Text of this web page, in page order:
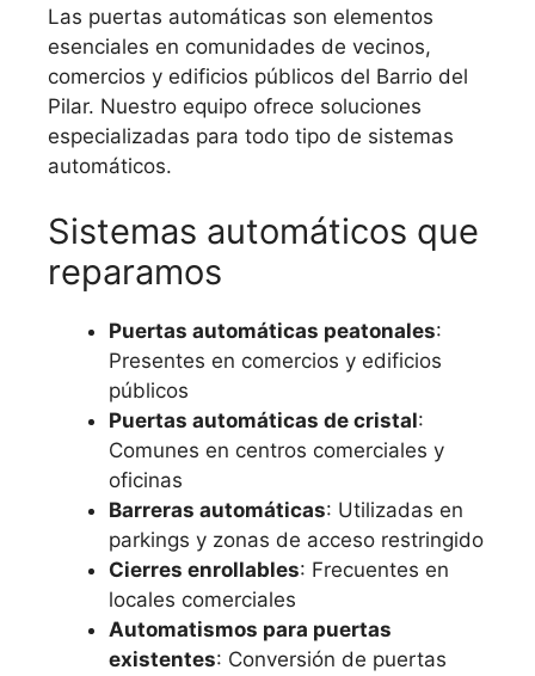
Las puertas automáticas son elementos
esenciales en comunidades de vecinos,
comercios y edificios públicos del Barrio del
Pilar. Nuestro equipo ofrece soluciones
especializadas para todo tipo de sistemas
automáticos.
Sistemas automáticos que
reparamos
Puertas automáticas peatonales:
Presentes en comercios y edificios
públicos
Puertas automáticas de cristal:
Comunes en centros comerciales y
oficinas
Barreras automáticas: Utilizadas en
parkings y zonas de acceso restringido
Cierres enrollables: Frecuentes en
locales comerciales
Automatismos para puertas
existentes: Conversión de puertas